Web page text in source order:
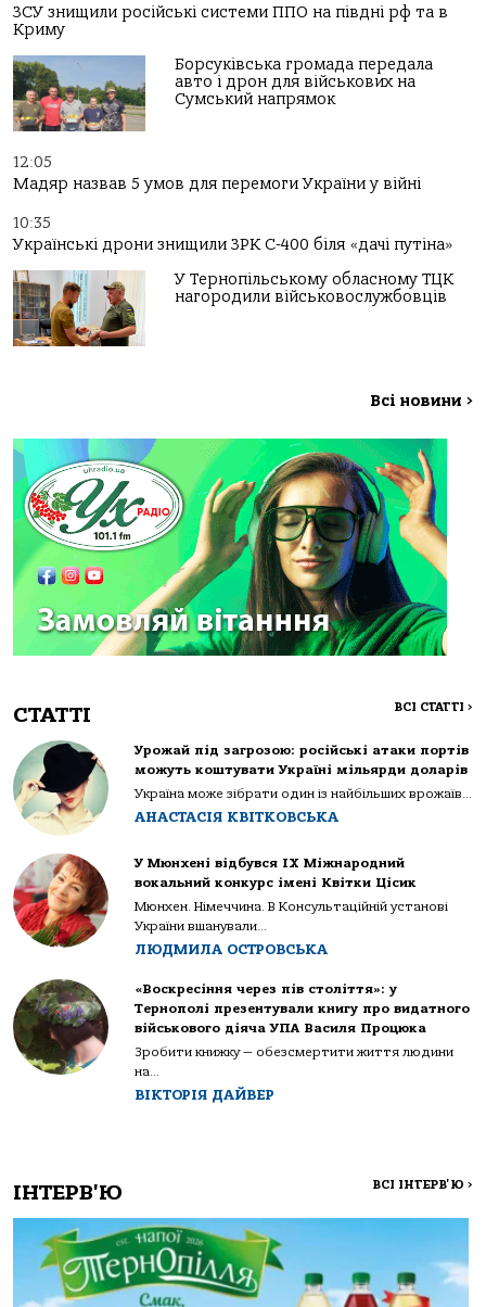
ЗСУ знищили російські системи ППО на півдні рф та в
Криму
Борсуківська громада передала
авто і дрон для військових на
Сумський напрямок
12:05
Мадяр назвав 5 умов для перемоги України у війні
10:35
Українські дрони знищили ЗРК С-400 біля «дачі путіна»
У Тернопільському обласному ТЦК
нагородили військовослужбовців
Всі новини >
СТАТТІ ВСІ СТАТТІ >
Урожай під загрозою: російські атаки портів
можуть коштувати Україні мільярди доларів
Україна може зібрати один із найбільших врожаїв...
АНАСТАСІЯ КВІТКОВСЬКА
У Мюнхені відбувся IX Міжнародний
вокальний конкурс імені Квітки Цісик
Мюнхен. Німеччина. В Консультаційній установі
України вшанували...
ЛЮДМИЛА ОСТРОВСЬКА
«Воскресіння через пів століття»: у
Тернополі презентували книгу про видатного
військового діяча УПА Василя Процюка
Зробити книжку — обезсмертити життя людини
на...
ВІКТОРІЯ ДАЙВЕР
ІНТЕРВ'Ю ВСІ ІНТЕРВ'Ю >